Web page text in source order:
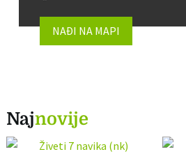
NAĐI NA MAPI
Najnovije